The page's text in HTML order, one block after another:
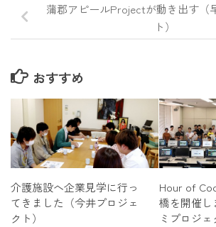
蒲郡アピールProjectが動き出す（
ト）
おすすめ
介護施設へ企業見学に行っ
てきました（今井プロジェ
クト）
Hour of
橋を開催し
ミプロジェ